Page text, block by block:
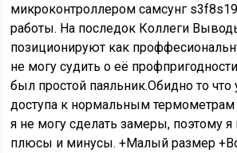
микроконтроллером самсунг
работы. На последок Коллеги
позиционируют как
не могу судить о её
был простой паяльник.Обидно то что
доступа к нормальным
я не могу сделать замеры, поэтому я
плюсы и минусы. +Малый размер